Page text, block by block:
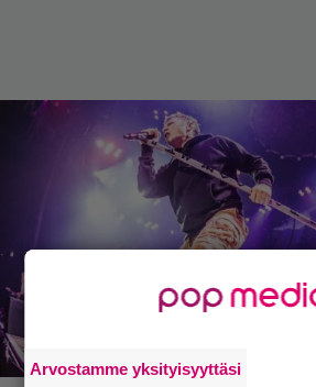
Arvostamme yksityisyyttäsi